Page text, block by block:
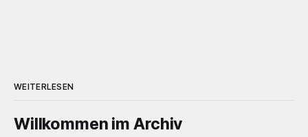
WEITERLESEN
Willkommen im Archiv